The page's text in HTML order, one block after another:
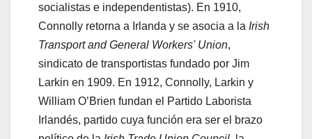
socialistas e independentistas). En 1910,
Connolly retorna a Irlanda y se asocia a la Irish
Transport and General Workers' Union,
sindicato de transportistas fundado por Jim
Larkin en 1909. En 1912, Connolly, Larkin y
William O’Brien fundan el Partido Laborista
Irlandés, partido cuya función era ser el brazo